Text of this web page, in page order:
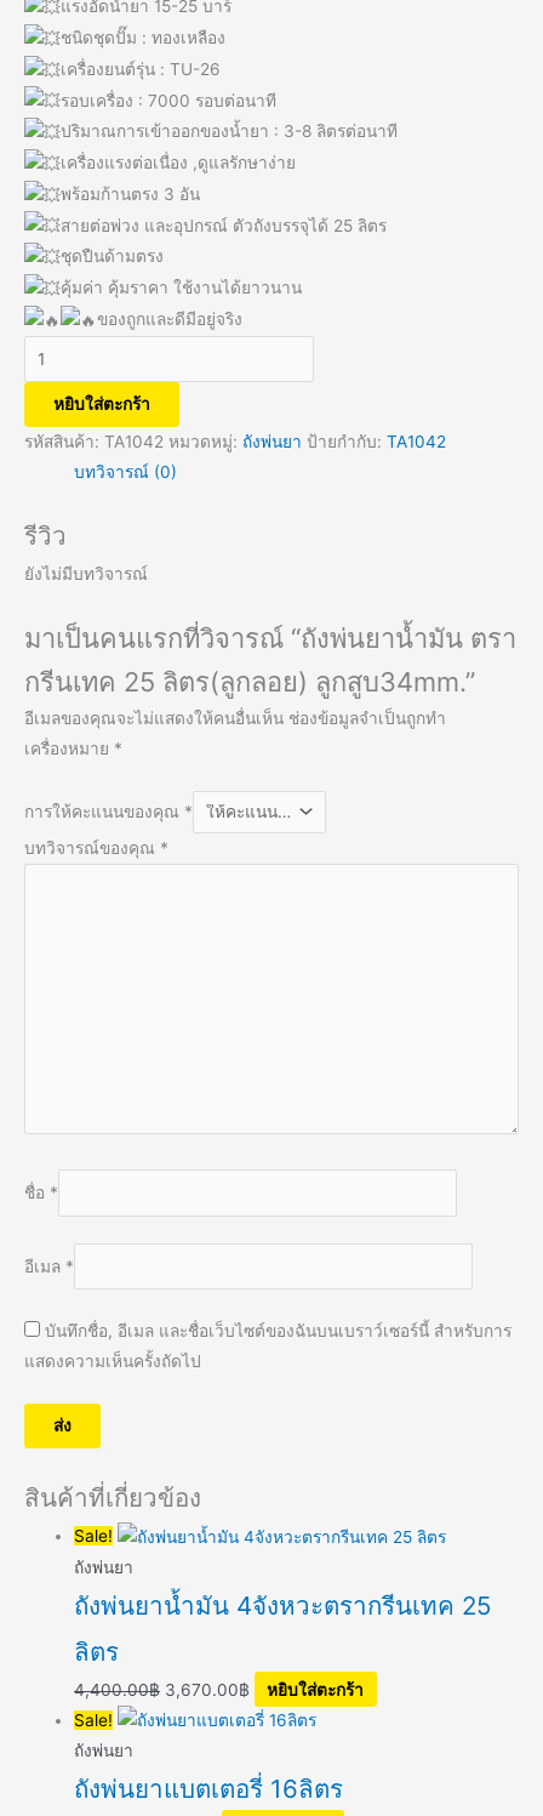
แรงอัดน้ำยา 15-25 บาร์
ชนิดชุดปั๊ม : ทองเหลือง
เครื่องยนต์รุ่น : TU-26
รอบเครื่อง : 7000 รอบต่อนาที
ปริมาณการเข้าออกของน้ำยา : 3-8 ลิตรต่อนาที
เครื่องแรงต่อเนื่อง ,ดูแลรักษาง่าย
พร้อมก้านตรง 3 อัน
สายต่อพ่วง และอุปกรณ์ ตัวถังบรรจุได้ 25 ลิตร
ชุดปืนด้ามตรง
คุ้มค่า คุ้มราคา ใช้งานได้ยาวนาน
ของถูกและดีมีอยู่จริง
หยิบใส่ตะกร้า
รหัสสินค้า: TA1042 หมวดหมู่: ถังพ่นยา ป้ายกำกับ: TA1042
บทวิจารณ์ (0)
รีวิว
ยังไม่มีบทวิจารณ์
มาเป็นคนแรกที่วิจารณ์ “ถังพ่นยาน้ำมัน ตรา
กรีนเทค 25 ลิตร(ลูกลอย) ลูกสูบ34mm.”
อีเมลของคุณจะไม่แสดงให้คนอื่นเห็น ช่องข้อมูลจำเป็นถูกทำ
เครื่องหมาย *
การให้คะแนนของคุณ *
บทวิจารณ์ของคุณ *
ชื่อ *
อีเมล *
บันทึกชื่อ, อีเมล และชื่อเว็บไซต์ของฉันบนเบราว์เซอร์นี้ สำหรับการ
แสดงความเห็นครั้งถัดไป
สินค้าที่เกี่ยวข้อง
Sale!
ถังพ่นยา
ถังพ่นยาน้ำมัน 4จังหวะตรากรีนเทค 25
ลิตร
4,400.00฿ 3,670.00฿
หยิบใส่ตะกร้า
Sale!
ถังพ่นยา
ถังพ่นยาแบตเตอรี่ 16ลิตร